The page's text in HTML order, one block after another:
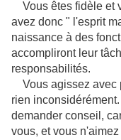
Vous êtes fidèle et
avez donc " l'esprit
naissance à des
accompliront leur
responsabilités.
Vous agissez avec
rien
demander conseil,
vous, et vous